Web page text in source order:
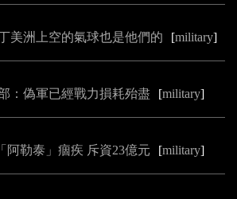
美洲上空的氣球也是他們的 [military]
：偽軍已經戰力損耗殆盡 [military]
阿勒泰」痼疾 斥資23億元 [military]